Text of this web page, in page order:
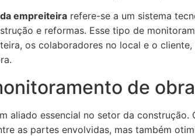
empreiteira refere-se a um sistema
e reformas. Esse tipo de
os colaboradores no local e o
de
aliado essencial no setor da
as partes envolvidas, mas também